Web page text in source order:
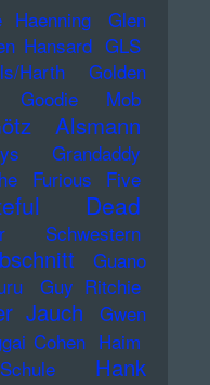
Haenning
Glen
Hansard GLS
Harth
Golden
Goodie Mob
Alsmann
Grandaddy
Furious Five
Dead
Schwestern
Guano
Guy Ritchie
Jauch
Gwen
Cohen Haim
Hank